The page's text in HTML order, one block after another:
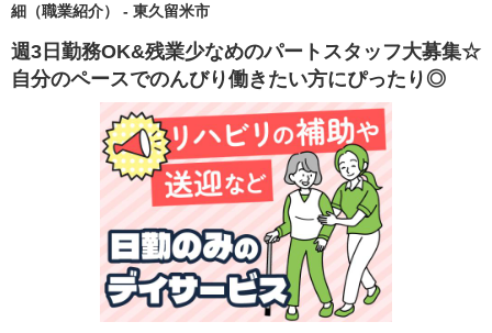
細（職業紹介） - 東久留米市
週3日勤務OK&残業少なめのパートスタッフ大募集☆
自分のペースでのんびり働きたい方にぴったり◎